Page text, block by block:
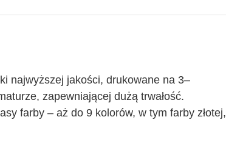
najwyższej jakości, drukowane na 3–
zapewniającej dużą trwałość.
farby – aż do 9 kolorów, w tym farby złotej,